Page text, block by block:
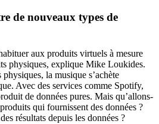
de nouveaux types de
aux produits virtuels à mesure
physiques, explique Mike Loukides.
la musique s’achète
Avec des services comme Spotify,
de données pures. Mais qu’allons-
qui fournissent des données ?
résultats depuis les données ?